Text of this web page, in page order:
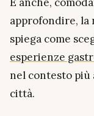
approfondire, la
spiega come
esperienze
nel contesto più
città.